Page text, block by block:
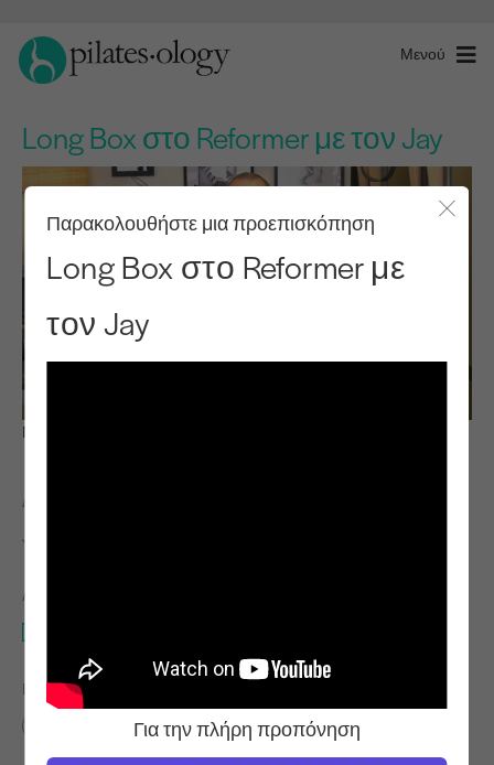
Μενού
Long Box στο Reformer με τον Jay
Παρακολουθήστε μια προεπισκόπηση
Long Box στο Reformer με
τον Jay
Για την πλήρη προπόνηση
Παρατηρήστε & μάθετε
ΔΆΣΚΑΛΟΣ
Jay Grimes
ΑΠΑΙΤΟΎΜΕΝΟΣ ΕΞΟΠΛΙΣΜΌΣ
ΒΡΕΊΤΕ ΠΑΡΌΜΟΙΕΣ ΤΆΞΕΙΣ ΓΙΑ
Reformer